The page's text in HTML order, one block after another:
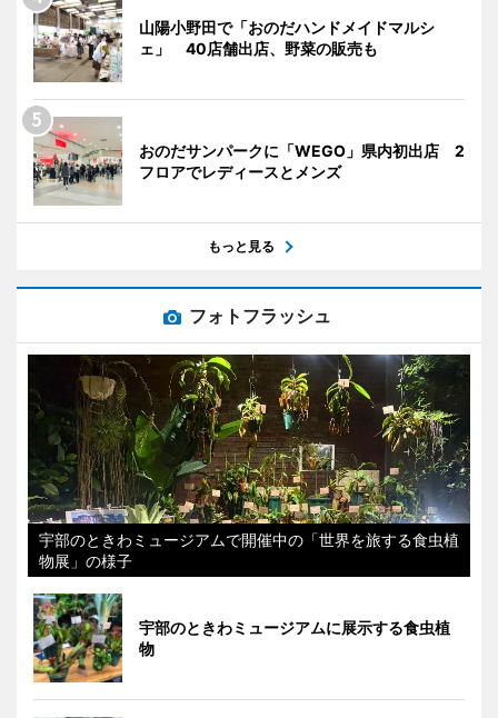
山陽小野田で「おのだハンドメイドマルシ
ェ」 40店舗出店、野菜の販売も
おのだサンパークに「WEGO」県内初出店 2
フロアでレディースとメンズ
もっと見る
フォトフラッシュ
宇部のときわミュージアムで開催中の「世界を旅する食虫植
物展」の様子
宇部のときわミュージアムに展示する食虫植
物